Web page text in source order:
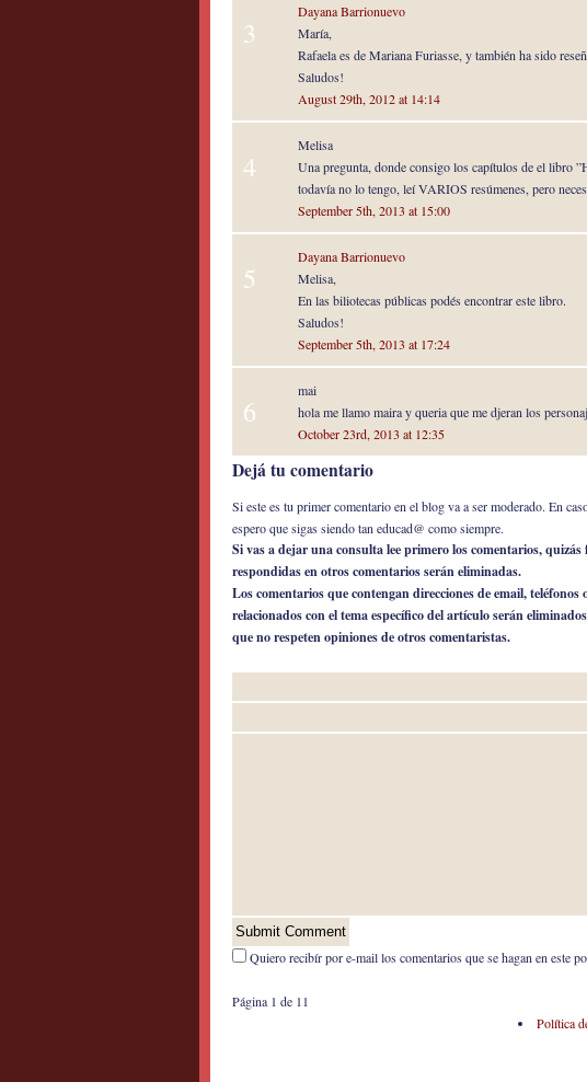
3
Dayana Barrionuevo
María,
Rafaela es de Mariana Furiasse, y también ha sido
Saludos!
August 29th, 2012 at 14:14
4
Melisa
Una pregunta, donde consigo los capítulos de el libro
todavía no lo tengo, leí VARIOS resúmenes, pero
September 5th, 2013 at 15:00
5
Dayana Barrionuevo
Melisa,
En las biliotecas públicas podés encontrar este libro.
Saludos!
September 5th, 2013 at 17:24
6
mai
hola me llamo maira y queria que me djeran los
October 23rd, 2013 at 12:35
Dejá tu comentario
Si este es tu primer comentario en el blog va a ser moderado. En
espero que sigas siendo tan educad@ como siempre.
Si vas a dejar una consulta lee primero los comentarios,
respondidas en otros comentarios serán eliminadas.
Los comentarios que contengan direcciones de email,
relacionados con el tema específico del artículo serán
que no respeten opiniones de otros comentaristas.
Quiero recibír por e-mail los comentarios que se hagan en este
Página 1 de 1 1
Política